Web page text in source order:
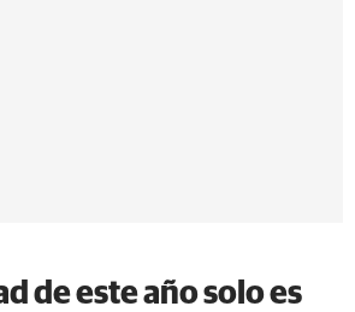
de este año solo es